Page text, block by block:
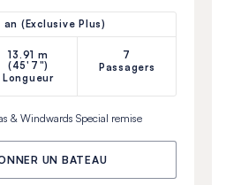
an (Exclusive Plus)
13.91 m
(45'7")
Longueur
7
Passagers
& Windwards Special remise
UN BATEAU